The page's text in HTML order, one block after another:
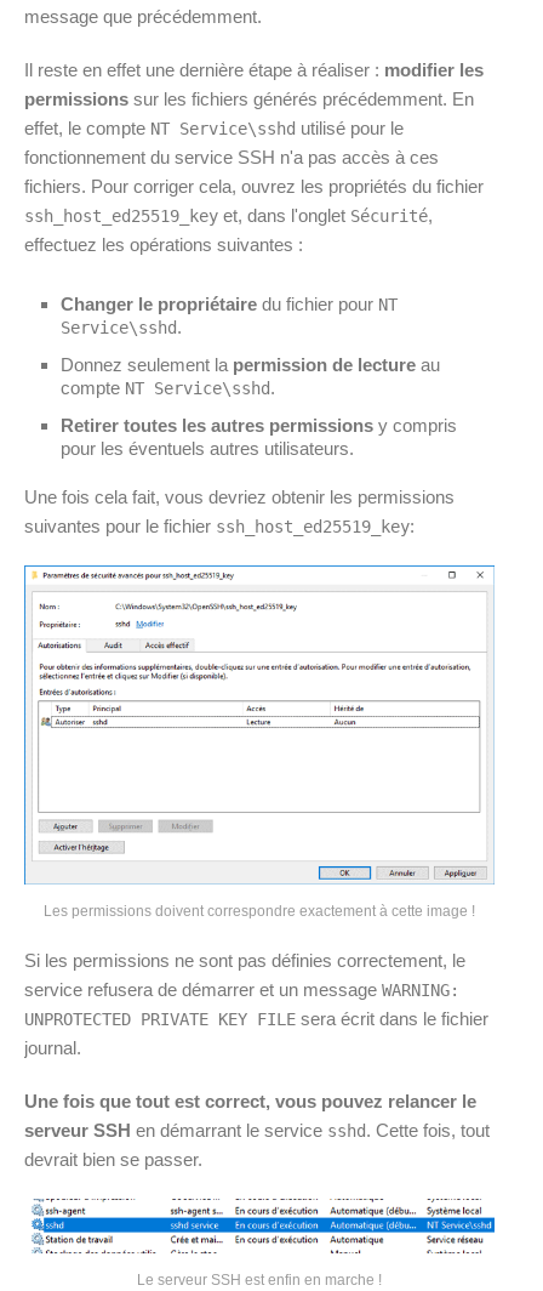
message que précédemment.
Il reste en effet une dernière étape à réaliser : modifier les
permissions sur les fichiers générés précédemment. En
effet, le compte NT Service\sshd utilisé pour le
fonctionnement du service SSH n'a pas accès à ces
fichiers. Pour corriger cela, ouvrez les propriétés du fichier
ssh_host_ed25519_key et, dans l'onglet Sécurité,
effectuez les opérations suivantes :
Changer le propriétaire du fichier pour NT
Service\sshd.
Donnez seulement la permission de lecture au
compte NT Service\sshd.
Retirer toutes les autres permissions y compris
pour les éventuels autres utilisateurs.
Une fois cela fait, vous devriez obtenir les permissions
suivantes pour le fichier ssh_host_ed25519_key:
Les permissions doivent correspondre exactement à cette image !
Si les permissions ne sont pas définies correctement, le
service refusera de démarrer et un message WARNING:
UNPROTECTED PRIVATE KEY FILE sera écrit dans le fichier
journal.
Une fois que tout est correct, vous pouvez relancer le
serveur SSH en démarrant le service sshd. Cette fois, tout
devrait bien se passer.
Le serveur SSH est enfin en marche !